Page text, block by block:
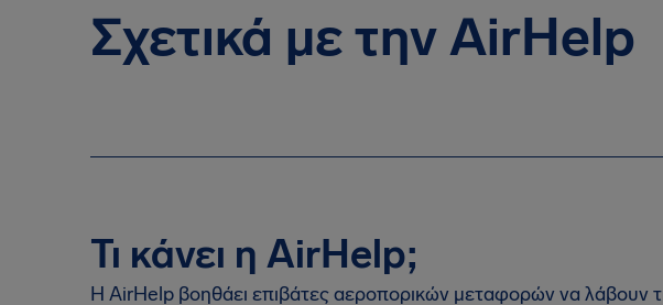
Σχετικά με την AirHelp
Τι κάνει η AirHelp;
Η AirHelp βοηθάει επιβάτες αεροπορικών μεταφορών να λάβουν